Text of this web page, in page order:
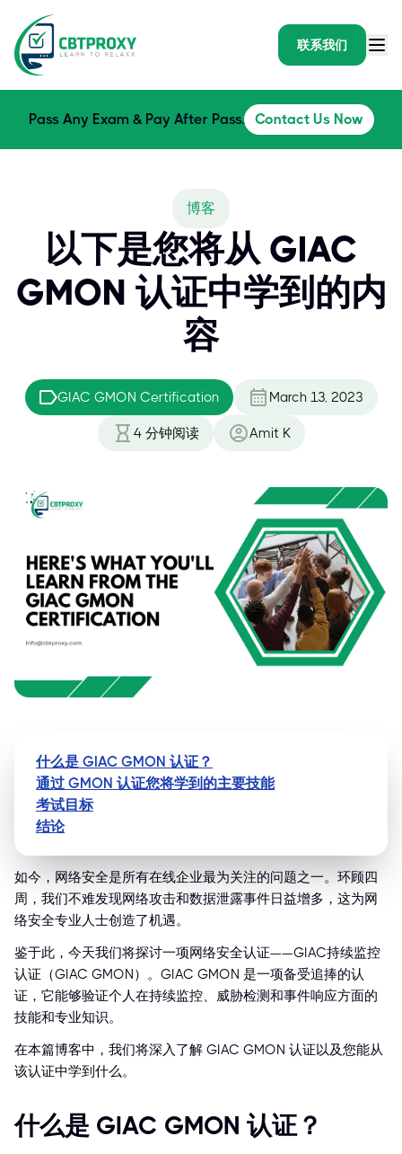
联系我们
Pass Any Exam & Pay After Pass. Contact Us Now
博客
以下是您将从 GIAC
GMON 认证中学到的内
容
GIAC GMON Certification March 13, 2023
4 分钟阅读 Amit K
什么是 GIAC GMON 认证？
通过 GMON 认证您将学到的主要技能
考试目标
结论
如今，网络安全是所有在线企业最为关注的问题之一。环顾四
周，我们不难发现网络攻击和数据泄露事件日益增多，这为网
络安全专业人士创造了机遇。
鉴于此，今天我们将探讨一项网络安全认证——GIAC持续监控
认证（GIAC GMON）。GIAC GMON 是一项备受追捧的认
证，它能够验证个人在持续监控、威胁检测和事件响应方面的
技能和专业知识。
在本篇博客中，我们将深入了解 GIAC GMON 认证以及您能从
该认证中学到什么。
什么是 GIAC GMON 认证？